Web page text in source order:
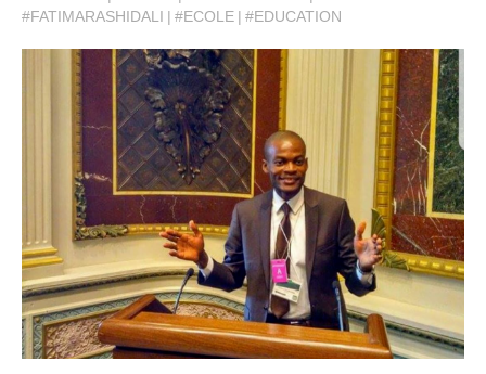
#FATIMARASHIDALI
#ECOLE #EDUCATION